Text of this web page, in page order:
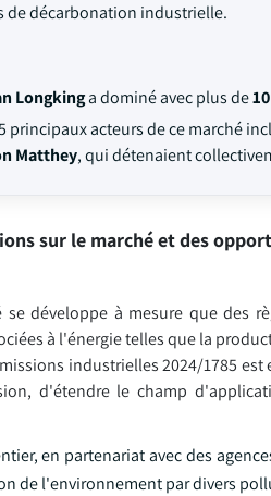
de décarbonation industrielle.
Longkinga dominé avec plus de
principaux acteurs de ce marché
Matthey, qui détenaient
sur le marché et des
développe à mesure que des
à l'énergie telles que la
industrielles 2024/1785
d'étendre le champ
en partenariat avec des
de l'environnement par divers